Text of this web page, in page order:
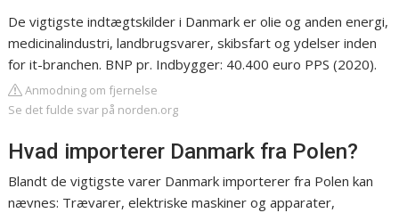
De vigtigste indtægtskilder i Danmark er olie og anden energi,
medicinalindustri, landbrugsvarer, skibsfart og ydelser inden
for it-branchen. BNP pr. Indbygger: 40.400 euro PPS (2020).
Anmodning om fjernelse
Se det fulde svar på norden.org
Hvad importerer Danmark fra Polen?
Blandt de vigtigste varer Danmark importerer fra Polen kan
nævnes: Trævarer, elektriske maskiner og apparater,